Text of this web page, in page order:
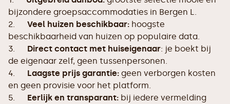
bijzondere groepsaccommodaties in Bergen L.
2. Veel huizen beschikbaar: hoogste
beschikbaarheid van huizen op populaire data.
3. Direct contact met huiseigenaar: je boekt bij
de eigenaar zelf, geen tussenpersonen.
4. Laagste prijs garantie: geen verborgen kosten
en geen provisie voor het platform.
5. Eerlijk en transparant: bij iedere vermelding